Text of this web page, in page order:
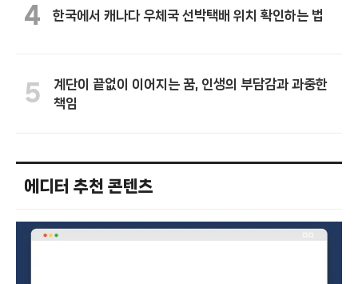
4 한국에서 캐나다 우체국 선박택배 위치 확인하는 법
5
계단이 끝없이 이어지는 꿈, 인생의 부담감과 과중한
책임
에디터 추천 콘텐츠